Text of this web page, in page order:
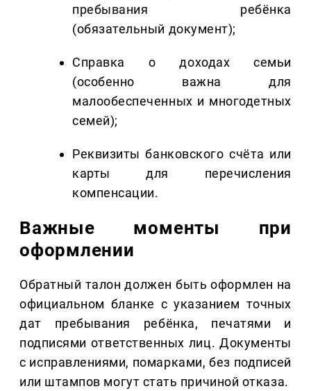
пребывания ребёнка
(обязательный документ);
Справка о доходах семьи
(особенно важна для
малообеспеченных и многодетных
семей);
Реквизиты банковского счёта или
карты для перечисления
компенсации.
Важные моменты при
оформлении
Обратный талон должен быть оформлен на
официальном бланке с указанием точных
дат пребывания ребёнка, печатями и
подписями ответственных лиц. Документы
с исправлениями, помарками, без подписей
или штампов могут стать причиной отказа.